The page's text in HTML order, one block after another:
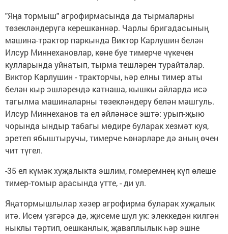
"Яңа тормыш" агрофирмасында да тырмаларны
төзекләндерүгә керешкәннәр. Чарлы бригадасының
машина-трактор паркында Виктор Карлушин белән
Илсур Миннехановлар, көне буе тимерче чүкечен
кулларында уйнатып, тырма тешләрен турайталар.
Виктор Карлушин - тракторчы, һәр елны тимер аты
белән кыр эшләрендә катнаша, кышкы айларда исә
тагылма машиналарны төзекләндерү белән мәшгуль.
Илсур Миннеханов та ел әйләнәсе эштә: урып-җыю
чорында ындыр табагы мөдире буларак хезмәт куя,
эретеп ябыштыручы, тимерче һөнәрләре дә аның өчен
чит түгел.
-35 ел күмәк хуҗалыкта эшлим, гомеремнең күп өлеше
тимер-томыр арасында үтте, - ди ул.
Яңатормышлылар хәзер агрофирма буларак хуҗалык
итә. Исем үзгәрсә дә, җисеме шул ук: элеккедән килгән
ныклы тәртип, оешканлык, җаваплылык һәр эшне